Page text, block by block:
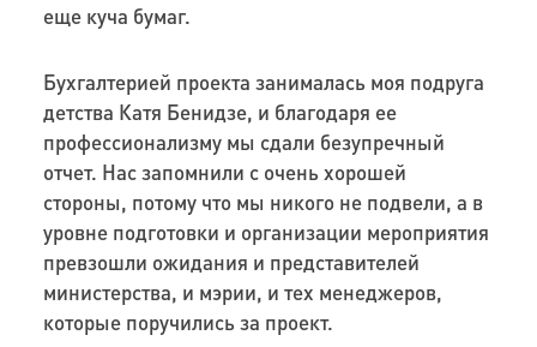
еще куча бумаг.
Бухгалтерией проекта занималась моя подруга
детства Катя Бенидзе, и благодаря ее
профессионализму мы сдали безупречный
отчет. Нас запомнили с очень хорошей
стороны, потому что мы никого не подвели, а в
уровне подготовки и организации мероприятия
превзошли ожидания и представителей
министерства, и мэрии, и тех менеджеров,
которые поручились за проект.